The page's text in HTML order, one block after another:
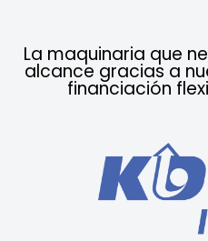
La maquinaria que
alcance gracias a
financiación